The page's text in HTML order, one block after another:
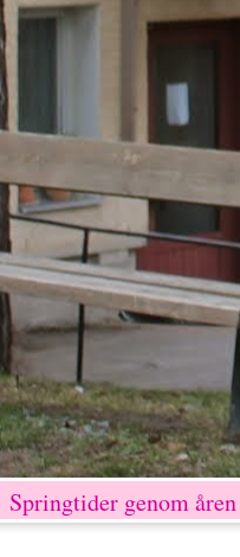
Springtider genom åren